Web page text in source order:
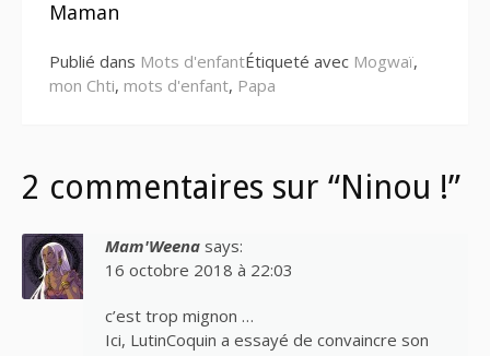
suite
Maman
Publié dans Mots d'enfantÉtiqueté avec Mogwaï,
mon Chti, mots d'enfant, Papa
2 commentaires sur “Ninou !”
Mam'Weena says:
16 octobre 2018 à 22:03
c’est trop mignon …
Ici, LutinCoquin a essayé de convaincre son